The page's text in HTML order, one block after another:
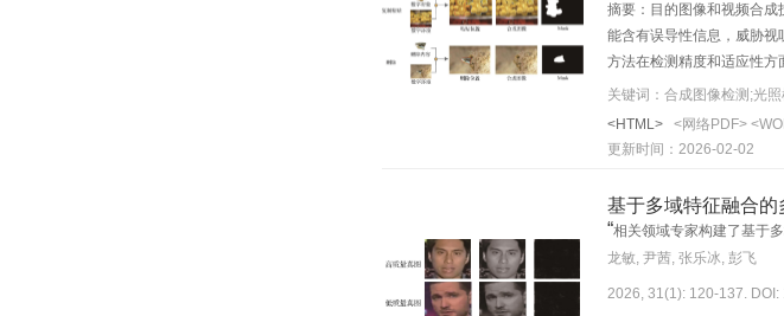
摘要：目的图像和视频合
能含有误导性信息，威胁
方法在检测精度和适应性方
像检测方法，创新性地结
交比估计检测光照方向一
16（National Institute of
达到80.2%、79.3%和
Experts Group）压缩表现
测试，为该领域的研究提
<HTML>
<网络PDF>
更新时间：2026-02-02
基于多域特征融合的
“相关领域专家构建了基于
龙敏, 尹茜, 张乐冰, 彭飞
2026, 31(1): 120-137.